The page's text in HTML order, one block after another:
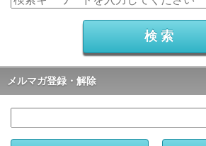
メルマガ登録・解除